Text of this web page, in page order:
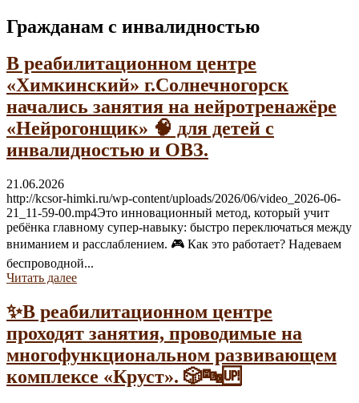
Гражданам с инвалидностью
В реабилитационном центре
«Химкинский» г.Солнечногорск
начались занятия на нейротренажёре
«Нейрогонщик» 🧠 для детей с
инвалидностью и ОВЗ.
21.06.2026
http://kcsor-himki.ru/wp-content/uploads/2026/06/video_2026-06-
21_11-59-00.mp4Это инновационный метод, который учит
ребёнка главному супер-навыку: быстро переключаться между
вниманием и расслаблением. 🎮 Как это работает? Надеваем
беспроводной...
Читать далее
✨В реабилитационном центре
проходят занятия, проводимые на
многофункциональном развивающем
комплексе «Круст». 🎲🔤🆙